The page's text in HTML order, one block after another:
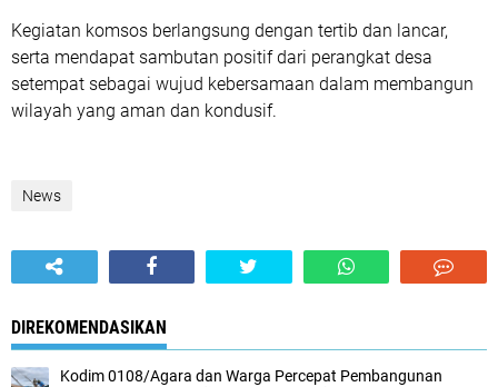
Kegiatan komsos berlangsung dengan tertib dan lancar,
serta mendapat sambutan positif dari perangkat desa
setempat sebagai wujud kebersamaan dalam membangun
wilayah yang aman dan kondusif.
News
DIREKOMENDASIKAN
Kodim 0108/Agara dan Warga Percepat Pembangunan